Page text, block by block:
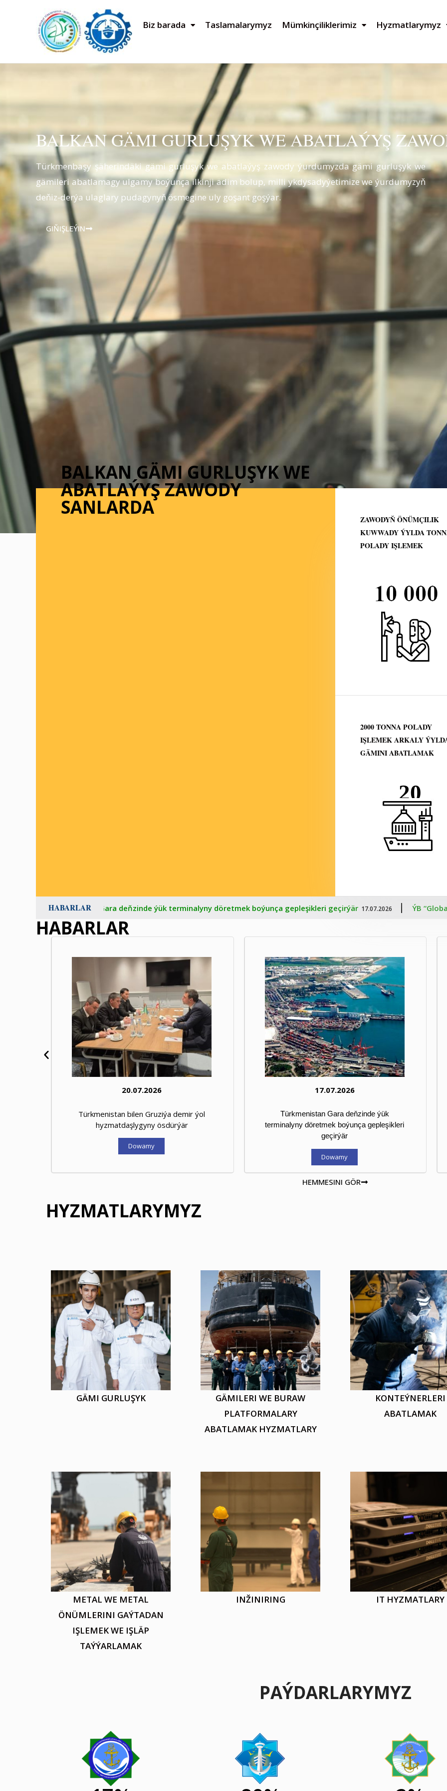
Biz barada Taslamalarymyz Mümkinçiliklerimiz Hyzmatlarymyz
BALKAN GÄMI GURLUŞYK WE ABATLAÝYŞ
Türkmenbaşy şäherindäki gämi gurluşyk we abatlaýyş zawody ýurdumyzda gämi gurluşyk we
gämileri abatlamagy ulgamy boýunça ilkinji ädim bolup, milli ykdysadyýetimize we ýurdumyzyň
deňiz-derýa ulaglary pudagynyň ösmegine uly goşant goşýar.
GIŇIŞLEÝIN
BALKAN GÄMI GURLUŞYK WE
ABATLAÝYŞ ZAWODY
SANLARDA
ZAWODYŇ ÖNÜMÇILIK
KUWWADY ÝYLDA
POLADY IŞLEMEK
2000 TONNA POLADY
IŞLEMEK ARKALY
GÄMINI ABATLAMAK
20
HABARLAR
ýük terminalyny döretmek boýunça gepleşikleri geçirýär 17.07.2026 ÝB “Global Gateway”-iň çäklerinde Merkezi
HABARLAR
17.07.2026
Türkmenistan Gara deňzinde ýük
terminalyny döretmek boýunça gepleşikleri
Dowamy
16.07.2026
ÝB “Global Gateway”-iň çäklerinde
Merkezi Aziýa maýa goýumlaryny
dowam etdirer
Dowamy
HEMMESINI GÖR
HYZMATLARYMYZ
GÄMI GURLUŞYK
GÄMILERI WE BURAW
PLATFORMALARY
ABATLAMAK HYZMATLARY
KONTEÝNERLERI
ABATLAMAK
METAL WE METAL
ÖNÜMLERINI GAÝTADAN
IŞLEMEK WE IŞLÄP
TAÝÝARLAMAK
INŽINIRING IT HYZMATLARY
PAÝDARLARYMYZ